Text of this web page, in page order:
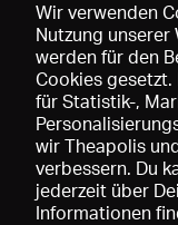
Wir verwenden
Nutzung unserer
werden für den
Cookies gesetzt.
für Statistik-,
wir Theapolis
verbessern. Du
jederzeit über
Informationen